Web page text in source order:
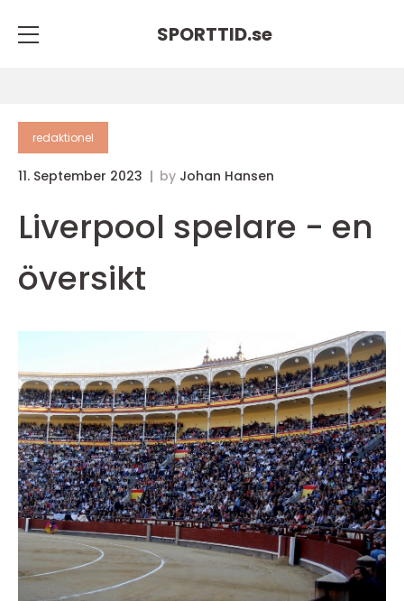
SPORTTID.se
redaktionel
11. September 2023 by Johan Hansen
Liverpool spelare - en
översikt